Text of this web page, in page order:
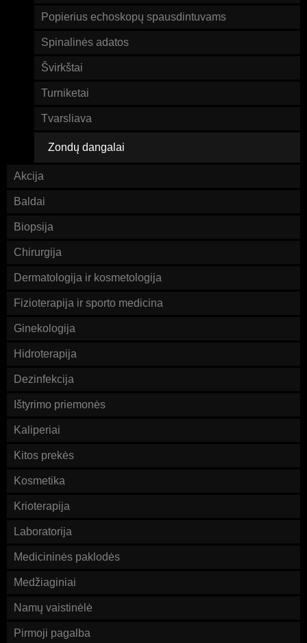
Popierius echoskopų spausdintuvams
Spinalinės adatos
Švirkštai
Turniketai
Tvarsliava
Zondų dangalai
Akcija
Baldai
Biopsija
Chirurgija
Dermatologija ir kosmetologija
Fizioterapija ir sporto medicina
Ginekologija
Hidroterapija
Dezinfekcija
Ištyrimo priemonės
Kaliperiai
Kitos prekės
Kosmetika
Krioterapija
Laboratorija
Medicininės paklodės
Medžiaginiai
Namų vaistinėlė
Pirmoji pagalba